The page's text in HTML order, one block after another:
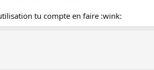
tu compte en faire :wink: